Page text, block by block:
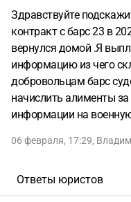
Здравствуйте
контракт с барс 23 в
вернулся домой .Я
информацию из чего
добровольцам барс
начислить алименты
информации на
06 февраля, 17:29,
Ответы юристов